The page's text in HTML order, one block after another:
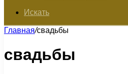
Искать
Главная/свадьбы
свадьбы